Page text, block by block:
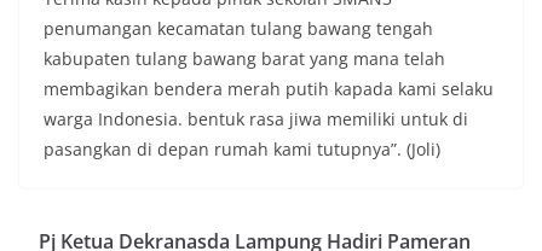
penumangan kecamatan tulang bawang tengah
kabupaten tulang bawang barat yang mana telah
membagikan bendera merah putih kapada kami selaku
warga Indonesia. bentuk rasa jiwa memiliki untuk di
pasangkan di depan rumah kami tutupnya”. (Joli)
Pj Ketua Dekranasda Lampung Hadiri Pameran